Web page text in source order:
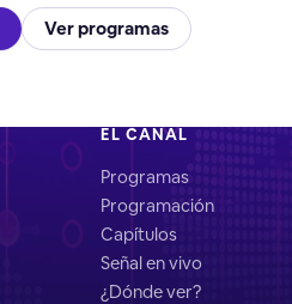
Ver programas
EL CANAL
Programas
Programación
Capítulos
Señal en vivo
¿Dónde ver?